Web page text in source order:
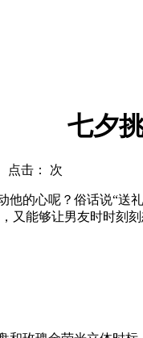
七夕
击： 次
的心呢？俗话说“送
又能够让男友时时刻